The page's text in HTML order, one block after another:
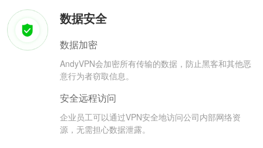
数据安全
数据加密
AndyVPN会加密所有传输的数据，防止黑客和其他恶
意行为者窃取信息。
安全远程访问
企业员工可以通过VPN安全地访问公司内部网络资
源，无需担心数据泄露。